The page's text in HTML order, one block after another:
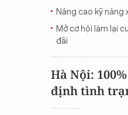
THỂ
Nâng cao kỹ
Mở cơ hội làm lại
đãi
Hà Nội:
định tình